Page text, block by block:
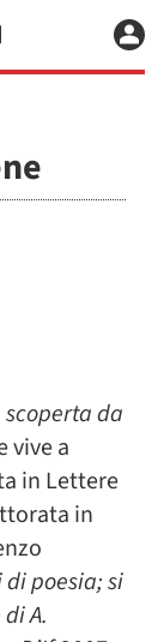
da
vive a
in Lettere
in
poesia; si
A.